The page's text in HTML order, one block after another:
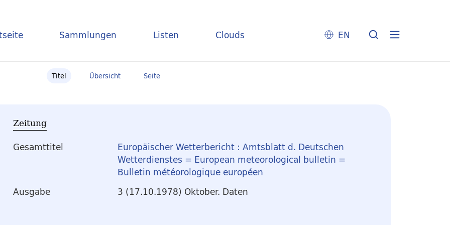
Sammlungen Listen Clouds EN
Titel Übersicht Seite
Zeitung
Gesamttitel
Europäischer Wetterbericht : Amtsblatt d. Deutschen
Wetterdienstes = European meteorological bulletin =
Bulletin météorologique européen
Ausgabe
3 (17.10.1978) Oktober. Daten